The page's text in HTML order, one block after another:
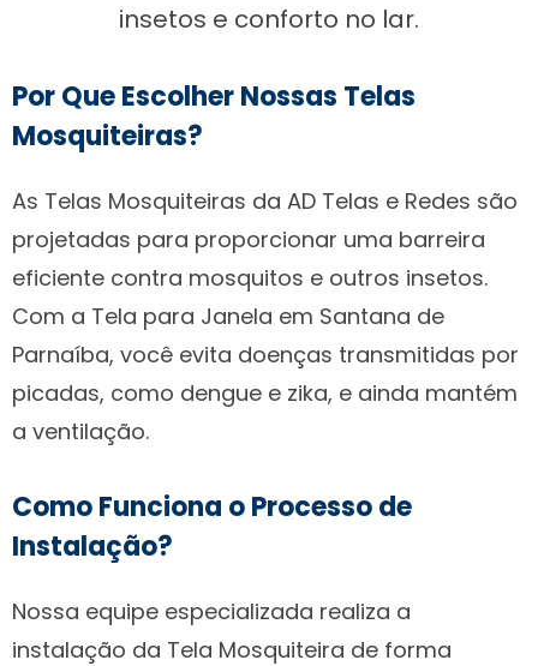
insetos e conforto no lar.
Por Que Escolher Nossas Telas
Mosquiteiras?
As Telas Mosquiteiras da AD Telas e Redes são
projetadas para proporcionar uma barreira
eficiente contra mosquitos e outros insetos.
Com a Tela para Janela em Santana de
Parnaíba, você evita doenças transmitidas por
picadas, como dengue e zika, e ainda mantém
a ventilação.
Como Funciona o Processo de
Instalação?
Nossa equipe especializada realiza a
instalação da Tela Mosquiteira de forma